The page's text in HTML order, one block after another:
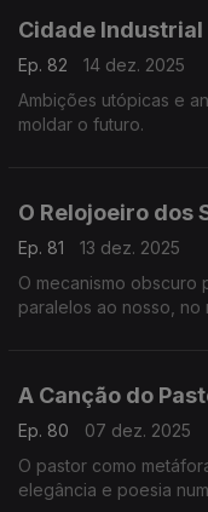
Cidade Industrial
Ep. 82
14 dez. 2025
Ambições utópicas e
moldar o futuro.
O Relojoeiro dos
Ep. 81
13 dez. 2025
O mecanismo obscuro
paralelos ao nosso, no
A Canção do
Ep. 80
07 dez. 2025
O pastor como
elegância e poesia